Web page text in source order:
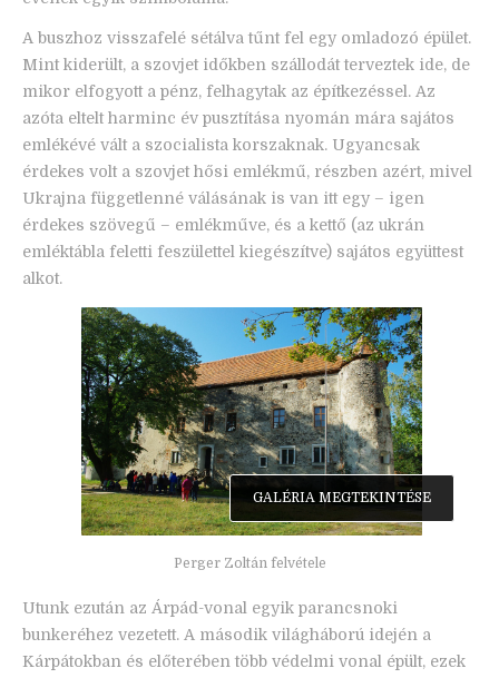
A buszhoz visszafelé sétálva tűnt fel egy omladozó épület.
Mint kiderült, a szovjet időkben szállodát terveztek ide, de
mikor elfogyott a pénz, felhagytak az építkezéssel. Az
azóta eltelt harminc év pusztítása nyomán mára sajátos
emlékévé vált a szocialista korszaknak. Ugyancsak
érdekes volt a szovjet hősi emlékmű, részben azért, mivel
Ukrajna függetlenné válásának is van itt egy – igen
érdekes szövegű – emlékműve, és a kettő (az ukrán
emléktábla feletti feszülettel kiegészítve) sajátos együttest
alkot.
Perger Zoltán felvétele
GALÉRIA MEGTEKINTÉSE
Utunk ezután az Árpád-vonal egyik parancsnoki
bunkeréhez vezetett. A második világháború idején a
Kárpátokban és előterében több védelmi vonal épült, ezek